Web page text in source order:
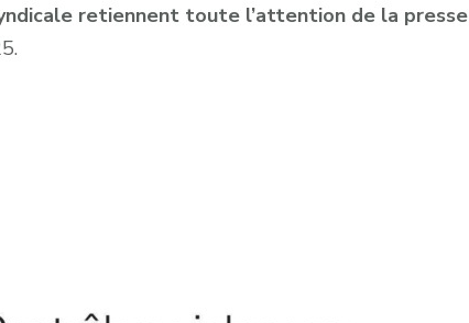
retiennent toute l’attention de la presse